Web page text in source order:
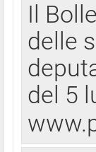
Il
delle
del 5